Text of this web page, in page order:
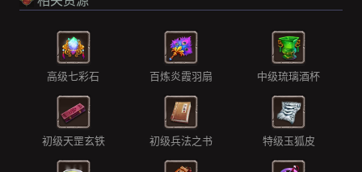
高级七彩石 百炼炎霞羽扇 中级琉璃酒杯
初级天罡玄铁 初级兵法之书 特级玉狐皮